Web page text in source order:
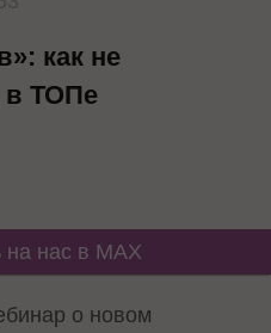
как не
в ТОПе
нас в MAX
о новом